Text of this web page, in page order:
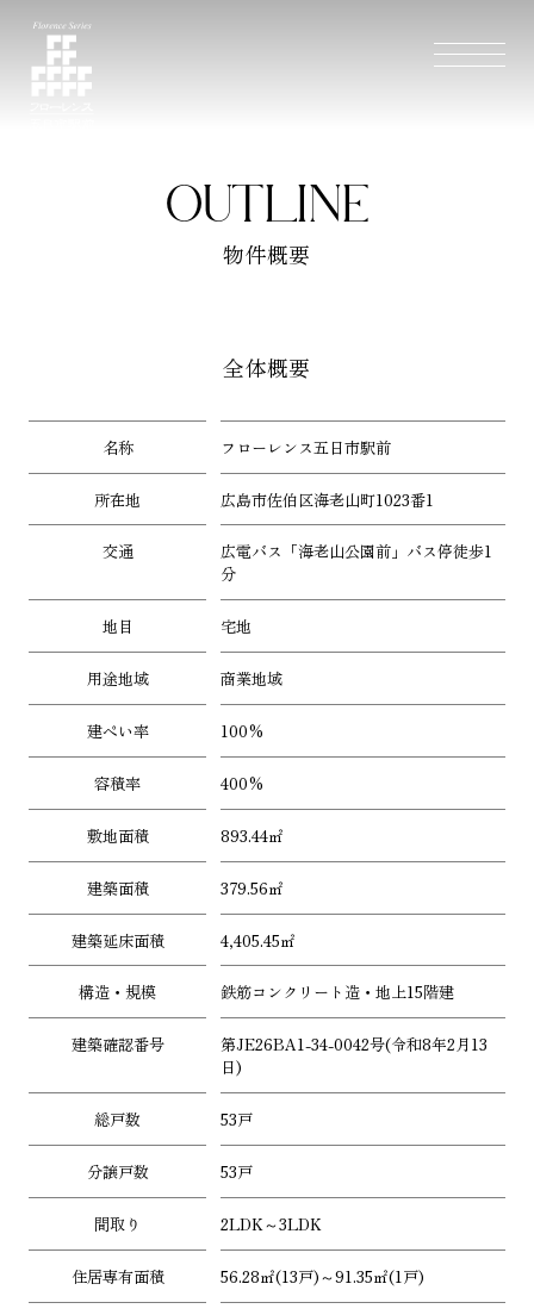
OUTLINE
物件概要
全体概要
名称 フローレンス五日市駅前
所在地 広島市佐伯区海老山町1023番1
交通
広電バス「海老山公園前」バス停徒歩1
分
地目 宅地
用途地域 商業地域
建ぺい率 100%
容積率 400%
敷地面積 893.44㎡
建築面積 379.56㎡
建築延床面積 4,405.45㎡
構造・規模 鉄筋コンクリート造・地上15階建
建築確認番号
第JE26BA1-34-0042号(令和8年2月13
日)
総戸数 53戸
分譲戸数 53戸
間取り 2LDK～3LDK
住居専有面積 56.28㎡(13戸)～91.35㎡(1戸)